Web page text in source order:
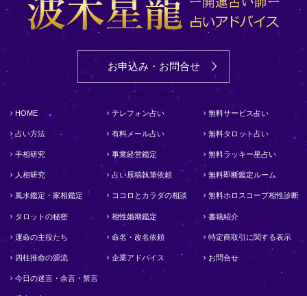
お申込み・お問合せ
HOME
占い方法
手相研究
人相研究
風水鑑定・家相鑑定
タロットの秘密
運命の主役たち
四柱推命の源流
今日の迷言・余言・禁言
テレフォン占い
有料メール占い
事業経営鑑定
占い原稿執筆依頼
ココロとカラダの相談
相性婚期鑑定
命名・改名依頼
企業アドバイス
無料サービス占い
無料タロット占い
無料ラッキー星占い
無料即断鑑定ルーム
無料ホロスコープ相性診断
書籍紹介
特定商取引に関する表示
お問合せ